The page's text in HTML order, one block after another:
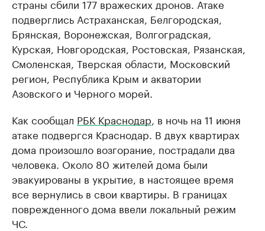
страны сбили 177 вражеских дронов. Атаке
подверглись Астраханская, Белгородская,
Брянская, Воронежская, Волгоградская,
Курская, Новгородская, Ростовская, Рязанская,
Смоленская, Тверская области, Московский
регион, Республика Крым и акватории
Азовского и Черного морей.
Как сообщал РБК Краснодар , в ночь на 11 июня
атаке подвергся Краснодар. В двух квартирах
дома произошло возгорание, пострадали два
человека. Около 80 жителей дома были
эвакуированы в укрытие, в настоящее время
все вернулись в свои квартиры. В границах
поврежденного дома ввели локальный режим
ЧС.